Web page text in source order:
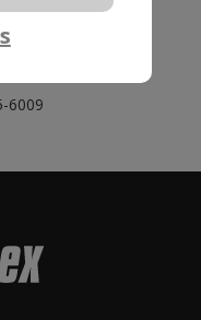
6009